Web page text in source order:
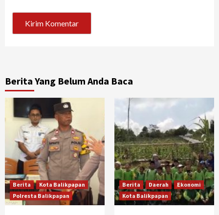
Berita Yang Belum Anda Baca
Berita
Kota Balikpapan
Polresta Balikpapan
Berita Daerah
Ekonomi
Kota Balikpapan